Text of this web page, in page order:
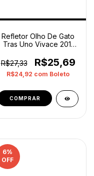
Refletor Olho De Gato
Tras Uno Vivace 2011
Vermelho
R$27,33 R$25,69
R$24,92 com Boleto
6%
OFF